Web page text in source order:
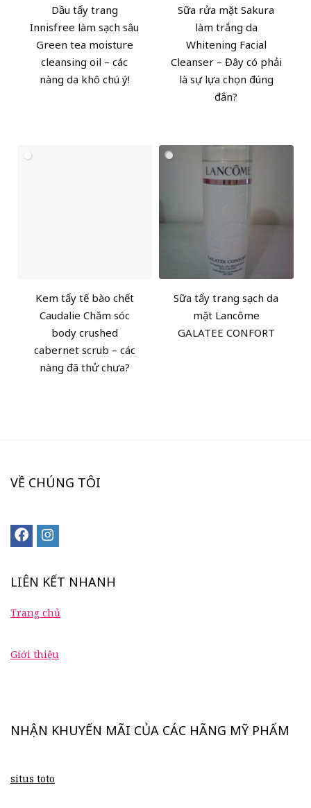
Dầu tẩy trang
Innisfree làm sạch sâu
Green tea moisture
cleansing oil – các
nàng da khô chú ý!
Sữa rửa mặt Sakura
làm trắng da
Whitening Facial
Cleanser – Đây có phải
là sự lựa chọn đúng
đắn?
Kem tẩy tế bào chết
Caudalie Chăm sóc
body crushed
cabernet scrub – các
nàng đã thử chưa?
Sữa tẩy trang sạch da
mặt Lancôme
GALATEE CONFORT
VỀ CHÚNG TÔI
LIÊN KẾT NHANH
Trang chủ
Giới thiệu
NHẬN KHUYẾN MÃI CỦA CÁC HÃNG MỸ PHẨM
situs toto